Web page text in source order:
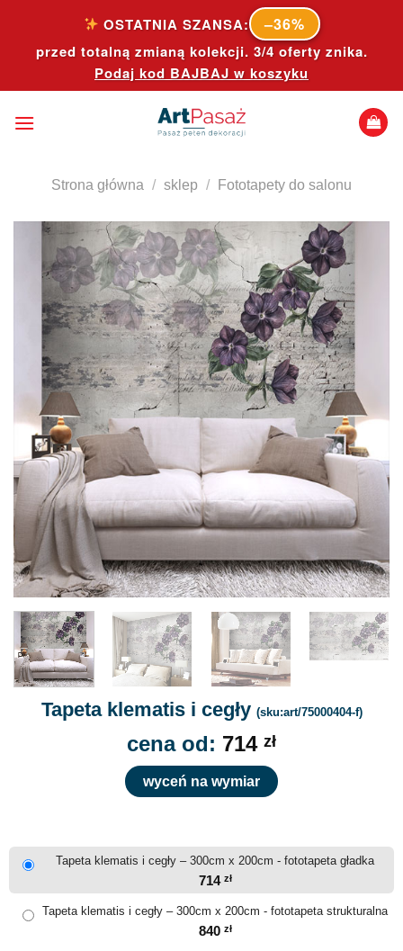
content
OSTATNIA SZANSA: –36%
przed totalną zmianą kolekcji. 3/4 oferty znika.
Podaj kod BAJBAJ w koszyku
Strona główna / sklep / Fototapety do salonu
Tapeta klematis i cegły (sku:art/75000404-f)
cena od: 714 zł
wyceń na wymiar
Tapeta klematis i cegły – 300cm x 200cm - fototapeta gładka
714 zł
Tapeta klematis i cegły – 300cm x 200cm - fototapeta strukturalna
840 zł